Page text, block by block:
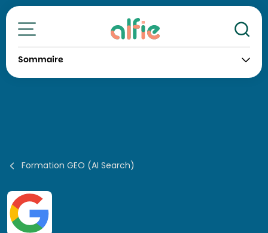
Toutes nos formations
Sommaire
Formation GEO (AI Search)